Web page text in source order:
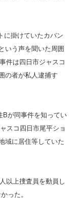
に掛けていたカバン
いう声を聞いた周囲
件は四日市ジャスコ
の者が私人逮捕す
Bが同事件を知ってい
スコ四日市尾平ショ
域に居住等していた
以上捜査員を動員し
った。